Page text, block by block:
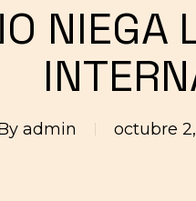
NIEGA
admin octubre 2,